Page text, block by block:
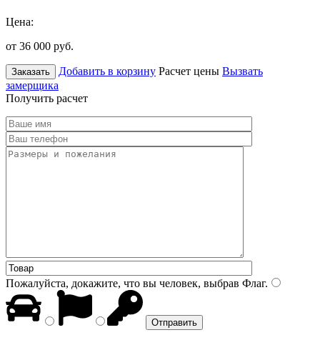
Цена:
от 36 000 руб.
Заказать Добавить в корзину Расчет цены Вызвать
замерщика
Получить расчет
Пожалуйста, докажите, что вы человек, выбрав Флаг.